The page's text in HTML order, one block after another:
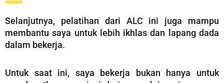
Selanjutnya, pelatihan dari ALC ini juga mampu
membantu saya untuk lebih ikhlas dan lapang dada
dalam bekerja.
Untuk saat ini, saya bekerja bukan hanya untuk